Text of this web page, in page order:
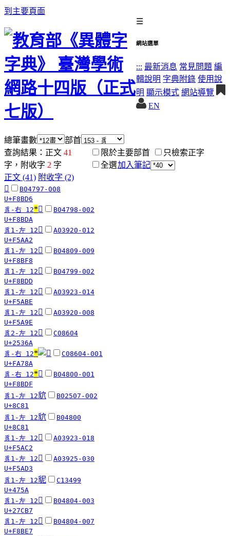
到主要頁面
☰
網站選單
::: 最新消息 常見問題 編
輯說明 字典附錄 使用說
明 顯示模式 網站導覽
EN
總筆畫數
部首
查詢結果：正文 41
字，附收字 2 字
限於主要部首
只檢索正字
全選加入筆記
正文 (41) 附收字 (2)
󸯖
B04797-008
U+F8BD6
豸-右 12*󸯚
B04798-002
U+F8BDA
豸1-左 12 󵪢
A03920-012
U+F5AA2
豸1-左 12 󸯸
B04809-009
U+F8BF8
豸1-左 12 󸯝
B04799-002
U+F8BDD
豸1-左 12 󵪾
A03923-014
U+F5ABE
豸1-左 12 󵪞
A03920-008
U+F5A9E
豸2-左 12 𥍪
C08604
U+2536A
豸-右 12*
C08604-001
U+FA78A
豸-右 12*󸯟
B04800-001
U+F8BDF
豸1-左 12貁
B02507-002
U+8C81
豸1-左 12貁
B04800
U+8C81
豸1-左 12 󵫂
A03923-018
U+F5AC2
豸1-左 12 󵫓
A03925-030
U+F5AD3
豸1-左 12䝚
C13499
U+475A
豸1-左 12 𧲷
B04804-003
U+27CB7
豸1-左 12 󸯧
B04804-007
U+F8BE7